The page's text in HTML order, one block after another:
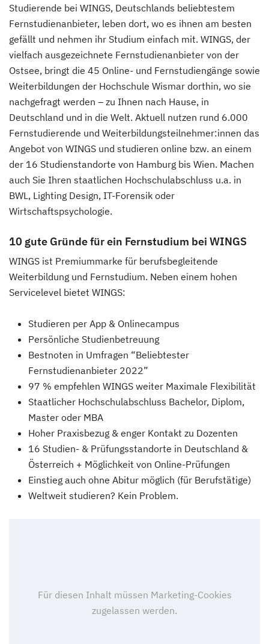
Studierende bei WINGS, Deutschlands beliebtestem
Fernstudienanbieter, leben dort, wo es ihnen am besten
gefällt und nehmen ihr Studium einfach mit. WINGS, der
vielfach ausgezeichnete Fernstudienanbieter von der
Ostsee, bringt die 45 Online- und Fernstudiengänge sowie
Weiterbildungen der Hochschule Wismar dorthin, wo sie
nachgefragt werden – zu Ihnen nach Hause, in
Deutschland und in die Welt. Aktuell nutzen rund 6.000
Fernstudierende und Weiterbildungsteilnehmer:innen das
Angebot von WINGS und studieren online bzw. an einem
der 16 Studienstandorte von Hamburg bis Wien. Machen
auch Sie Ihren staatlichen Hochschulabschluss u.a. in
BWL, Lighting Design, IT-Forensik oder
Wirtschaftspsychologie.
10 gute Gründe für ein Fernstudium bei WINGS
WINGS ist Premiummarke für berufsbegleitende
Weiterbildung und Fernstudium. Neben einem hohen
Servicelevel bietet WINGS:
Studieren per App & Onlinecampus
Persönliche Studienbetreuung
Bestnoten in Umfragen “Beliebtester
Fernstudienanbieter 2022”
97 % empfehlen WINGS weiter Maximale Flexibilität
Staatlicher Hochschulabschluss Bachelor, Diplom,
Master oder MBA
Hoher Praxisbezug & enger Kontakt zu Dozenten
16 Studien- & Prüfungsstandorte in Deutschland &
Österreich + Möglichkeit von Online-Prüfungen
Einstieg auch ohne Abitur möglich (für Berufstätige)
Weltweit studieren? Kein Problem.